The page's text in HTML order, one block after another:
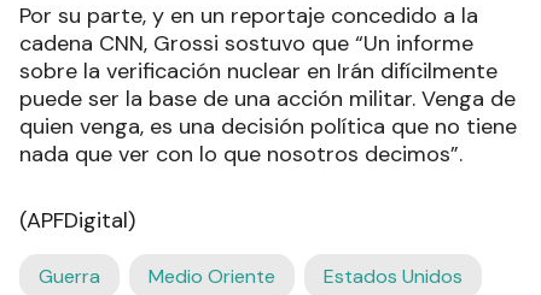
Por su parte, y en un reportaje concedido a la
cadena CNN, Grossi sostuvo que “Un informe
sobre la verificación nuclear en Irán difícilmente
puede ser la base de una acción militar. Venga de
quien venga, es una decisión política que no tiene
nada que ver con lo que nosotros decimos”.
(APFDigital)
Guerra Medio Oriente Estados Unidos